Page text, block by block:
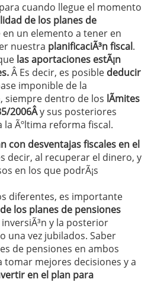
cuando llegue el momento
de los planes de
un elemento a tener en
nuestra planificaciÃ³n fiscal.
las aportaciones estÃ¡n
Â Es decir, es posible deducir
imponible de la
siempre dentro de los lÃ­mites
2006Ây sus posteriores
Ãºltima reforma fiscal.
con desventajas fiscales en el
decir, al recuperar el dinero, y
en los que podrÃ¡s
diferentes, es importante
los planes de pensiones
y la posterior
una vez jubilados. Saber
de pensiones en ambos
tomar mejores decisiones y a
en el plan para